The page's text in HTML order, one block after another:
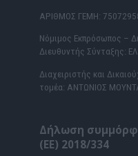
ΑΡΙΘΜΟΣ ΓΕΜΗ:
Νόμιμος Εκπρόσωπος –
Διευθυντής Σύνταξης:
Διαχειριστής και
τομέα: ΑΝΤΩΝΙΟΣ
Δήλωση
(ΕΕ) 2018/334